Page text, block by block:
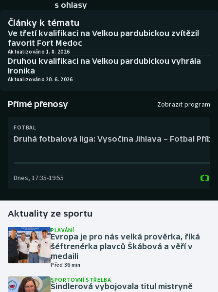
Baseball a softbal
Basketbal
Boby a skeleton
Box
Dostihy
Florbal
Futsal
Golf
NEPŘEHLÉDNĚTE
Soutěže
Historické návraty
AZ kvíz
s ohlasy
Články k tématu
Ve třetí kvalifikaci na Velkou pardubickou zvítězil
favorit Fort Medoc
Aktualizováno 1. 8. 2026
Druhou kvalifikaci na Velkou pardubickou vyhrála
Ironika
Aktualizováno 20. 6. 2026
Přímé přenosy Zobrazit program
FOTBAL
Druhá fotbalová liga: Vysočina Jihlava – Fotbal
Dnes, 17:35-19:55
Aktuality ze sportu
PLAVÁNÍ
Evropa je pro nás velká prověrka, říká
šéftrenérka plavců Škábová a věří v
medaili
Před 36 min
SPORTOVNÍ STŘELBA
Šindlerová vybojovala titul mistryně